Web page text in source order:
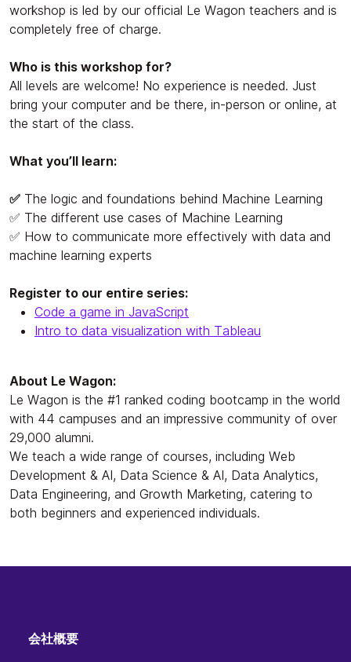
workshop is led by our official Le Wagon teachers and is
completely free of charge.
Who is this workshop for?
All levels are welcome! No experience is needed. Just
bring your computer and be there, in-person or online, at
the start of the class.
What you’ll learn:
✅ The logic and foundations behind Machine Learning
✅ The different use cases of Machine Learning
✅ How to communicate more effectively with data and
machine learning experts
Register to our entire series:
Code a game in JavaScript
Intro to data visualization with Tableau
About Le Wagon:
Le Wagon is the #1 ranked coding bootcamp in the world
with 44 campuses and an impressive community of over
29,000 alumni.
We teach a wide range of courses, including Web
Development & AI, Data Science & AI, Data Analytics,
Data Engineering, and Growth Marketing, catering to
both beginners and experienced individuals.
会社概要